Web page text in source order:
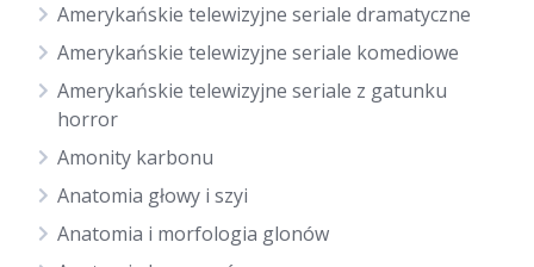
Amerykańskie telewizyjne seriale dramatyczne
Amerykańskie telewizyjne seriale komediowe
Amerykańskie telewizyjne seriale z gatunku
horror
Amonity karbonu
Anatomia głowy i szyi
Anatomia i morfologia glonów